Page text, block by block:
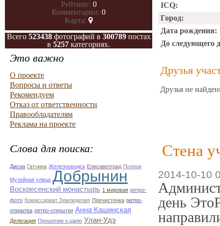
Рейтинг: 0
Комментарии: 0
Карта:
Всего 523438фотографий в 300789постах
в 5257 категориях.
Это важно
О проекте
Вопросы и ответы
Рекомендуем
Отказ от ответственности
Правообладателям
Реклама на проекте
Слова для поиска:
Дисна Гатчина Железноводск Елисаветград Полоцк
Музейная улица Добрынин
Воскресенский монастырь 1 мировая ретро-
фото Комиссариат Земледелия Пречистенка ретро-
открытка ретро-открытки Анна Кашинская
Делегация Прошение к царю Улан-Удэ
ICQ:
Город:
Дата рождения:
До следующего
Друзья
Друзья не
Стена
2014-10-10
день